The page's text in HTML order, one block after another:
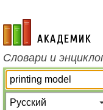
academic.ru
Словари и